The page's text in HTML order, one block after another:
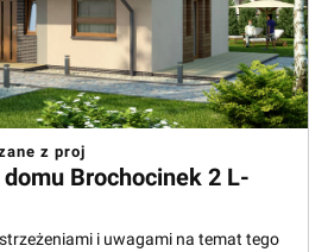
z proj
Brochocinek 2 L-
i uwagami na temat tego